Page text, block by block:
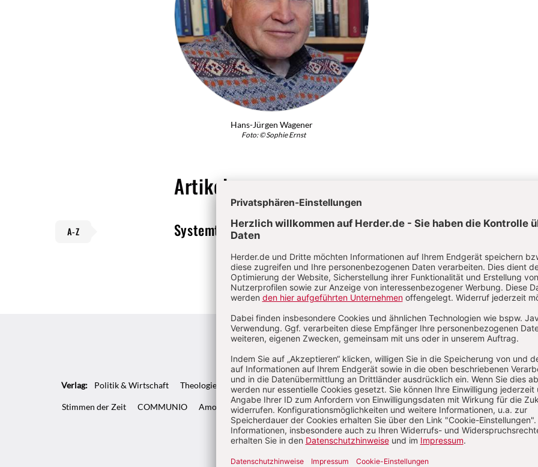
Hans-Jürgen Wagener
Foto: © Sophie Ernst
Artikel
A-Z Systemtransformation Von Wolfgang Merkel, Hans-Jürgen
Kategorien: Artikel Autoren Abkürzungen Über das Lexikon
Verlag: Politik & Wirtschaft Theologie & Pastoral Pädagogik & Kinderbuch kindergarten heute Fachmagazin,
Stimmen der Zeit COMMUNIO Amosinternational Biblische Notizen Diakonia Römische Quartalschrift ANTIKE
Kundenservice+49 761 2717200 kundenservice@herder.de Abo online